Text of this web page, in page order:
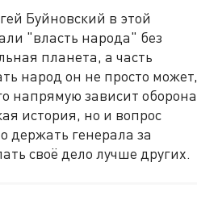
Буйновский в этой
"власть народа" без
планета, а часть
народ он не просто может,
напрямую зависит оборона
история, но и вопрос
держать генерала за
своё дело лучше других.